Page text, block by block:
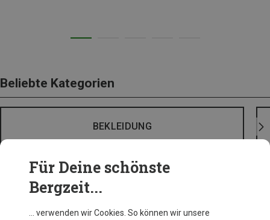
Beliebte Kategorien
BEKLEIDUNG
Für Deine schönste
Bergzeit...
… verwenden wir Cookies. So können wir unsere